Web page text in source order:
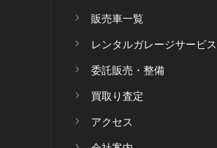
販売車一覧
レンタルガレージサービス
委託販売・整備
買取り査定
アクセス